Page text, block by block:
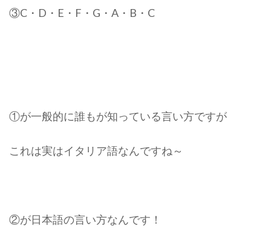
③C・D・E・F・G・A・B・C
①が一般的に誰もが知っている言い方ですが
これは実はイタリア語なんですね～
②が日本語の言い方なんです！